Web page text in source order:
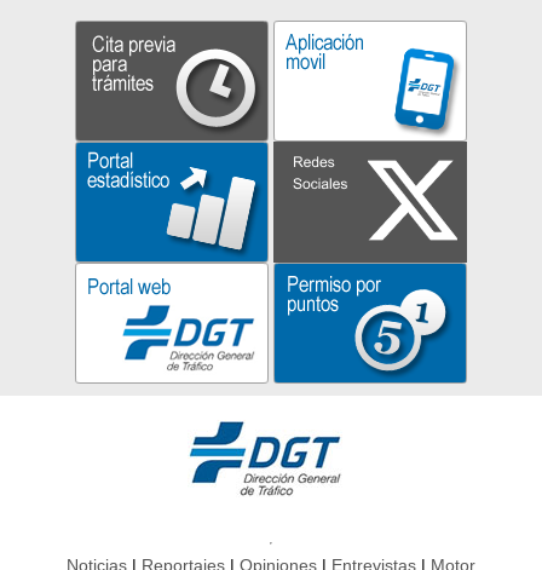
Noticias Reportajes Opiniones Entrevistas Motor